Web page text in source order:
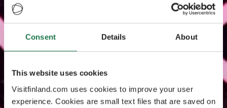
Consent Details About
This website uses cookies
Visitfinland.com uses cookies to improve your user
experience. Cookies are small text files that are saved on